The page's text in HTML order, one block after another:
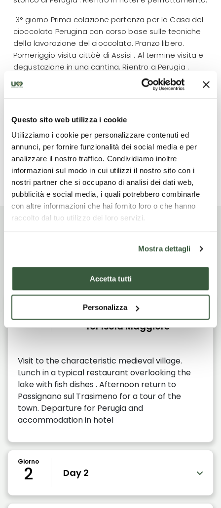
Questo sito web utilizza i cookie
Utilizziamo i cookie per personalizzare contenuti ed
annunci, per fornire funzionalità dei social media e per
analizzare il nostro traffico. Condividiamo inoltre
informazioni sul modo in cui utilizzi il nostro sito con i
nostri partner che si occupano di analisi dei dati web,
pubblicità e social media, i quali potrebbero combinarle
con altre informazioni che hai fornito loro o che hanno
raccolto dal tuo utilizzo dei loro servizi.
Mostra dettagli
Accetta tutti
Personalizza
3° giorno Prima colazione partenza per la Casa del
cioccolato Perugina con corso base sulle tecniche
della lavorazione del cioccolato. Pranzo libero.
Pomeriggio visita cittàè di Assisi . Al termine visita e
degustazione in una cantina. Rientro a Perugia .
Pranzo in un ristorante tipico. Pernottamento in hotel.
4° giorno Prima colazione e partenza per la visita
ammirare il Duomo, la Città sotterranea, il Pozzo di
San Patrizio. Pranzo in un ristorante tipico. Fine dei
nostri servizi
Read more
Itinerario di viaggio
1
Arrival in Passignano sul
Trasimeno and departure
for Isola Maggiore
Visit to the characteristic medieval village.
Lunch in a typical restaurant overlooking the
lake with fish dishes . Afternoon return to
Passignano sul Trasimeno for a tour of the
town. Departure for Perugia and
accommodation in hotel
Giorno
2 Day 2